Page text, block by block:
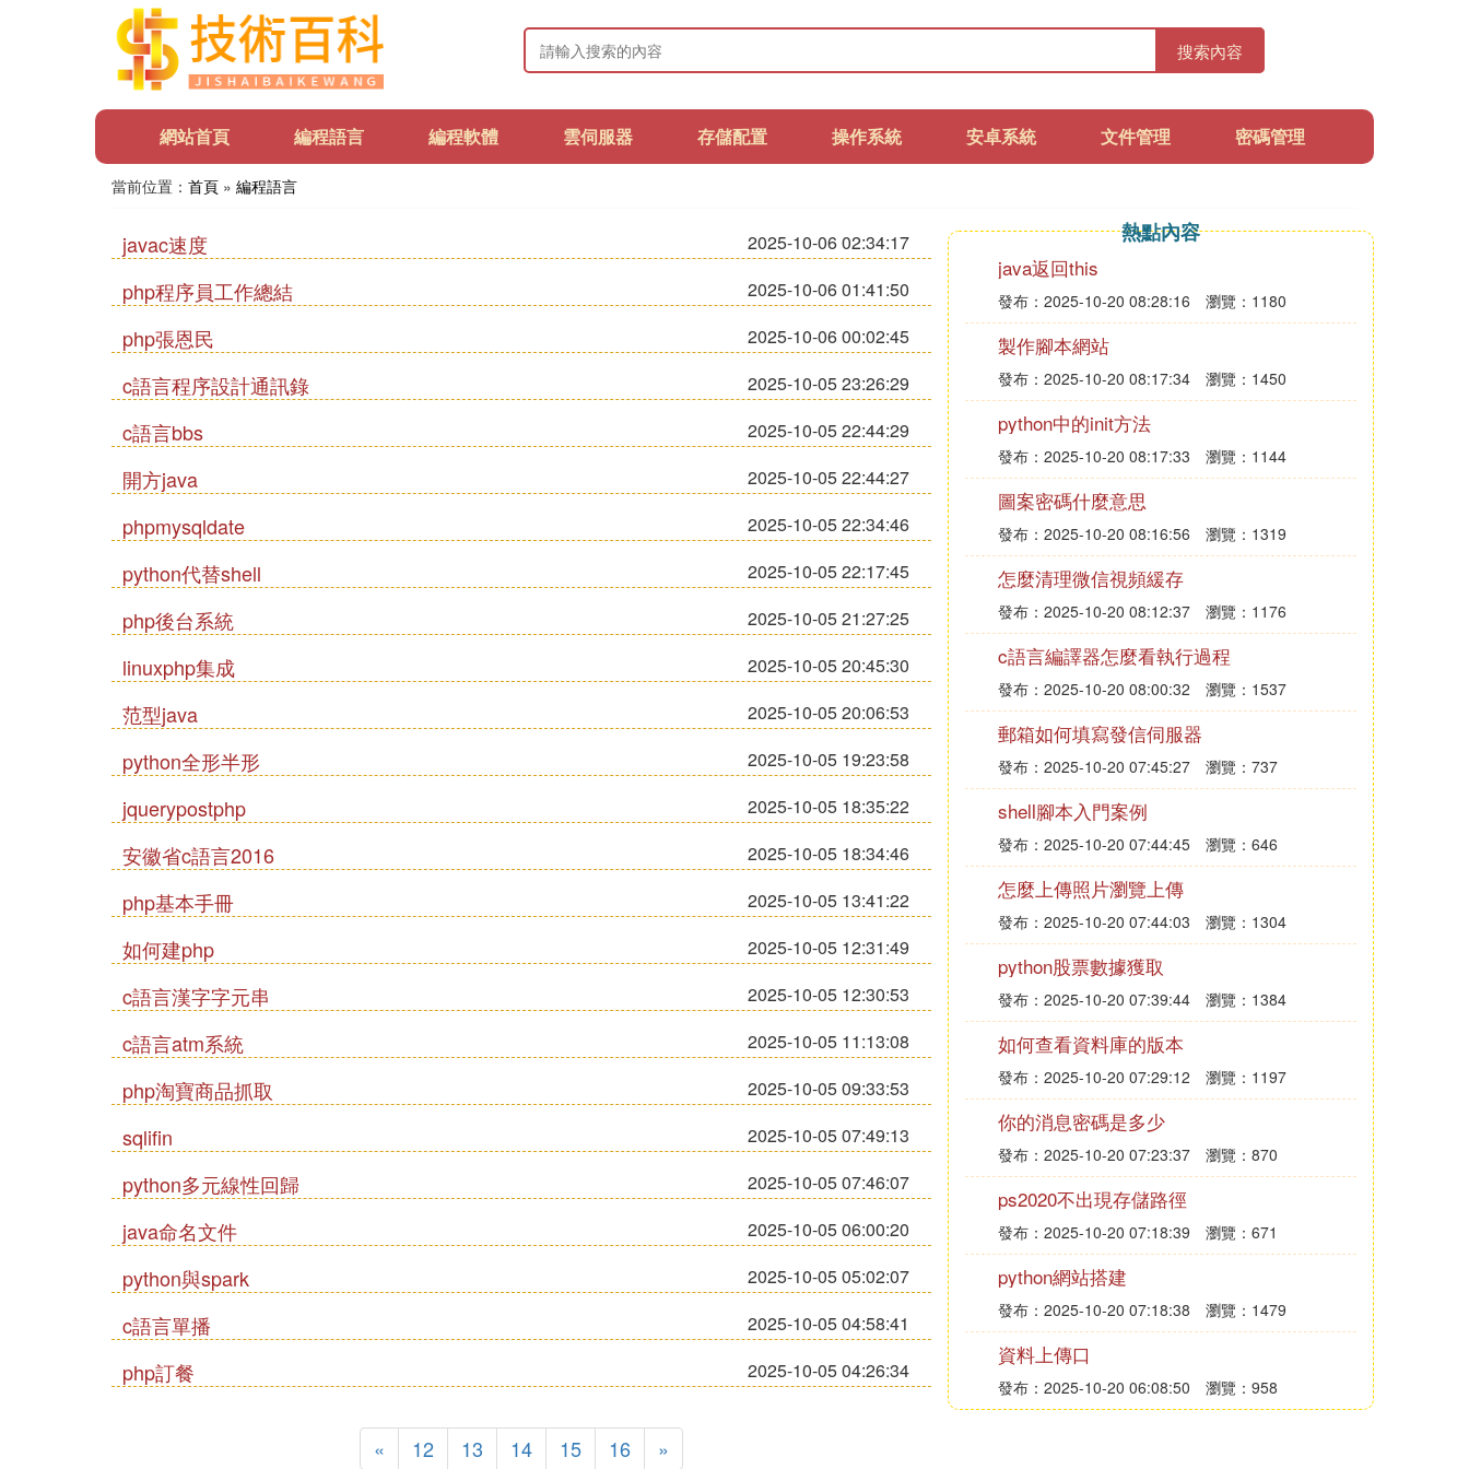
搜索內容
網站首頁 編程語言 編程軟體 雲伺服器 存儲配置 操作系統 安卓系統 文件管理 密碼管理
當前位置： 首頁 » 編程語言
javac速度 2025-10-06 02:34:17
php程序員工作總結 2025-10-06 01:41:50
php張恩民 2025-10-06 00:02:45
c語言程序設計通訊錄 2025-10-05 23:26:29
c語言bbs 2025-10-05 22:44:29
開方java 2025-10-05 22:44:27
phpmysqldate 2025-10-05 22:34:46
python代替shell 2025-10-05 22:17:45
php後台系統 2025-10-05 21:27:25
linuxphp集成 2025-10-05 20:45:30
范型java 2025-10-05 20:06:53
python全形半形 2025-10-05 19:23:58
jquerypostphp 2025-10-05 18:35:22
安徽省c語言2016 2025-10-05 18:34:46
php基本手冊 2025-10-05 13:41:22
如何建php 2025-10-05 12:31:49
c語言漢字字元串 2025-10-05 12:30:53
c語言atm系統 2025-10-05 11:13:08
php淘寶商品抓取 2025-10-05 09:33:53
sqlifin 2025-10-05 07:49:13
python多元線性回歸 2025-10-05 07:46:07
java命名文件 2025-10-05 06:00:20
python與spark 2025-10-05 05:02:07
c語言單播 2025-10-05 04:58:41
php訂餐 2025-10-05 04:26:34
« 12 13 14 15 16 »
熱點內容
java返回this
發布：2025-10-20 08:28:16 瀏覽：1180
製作腳本網站
發布：2025-10-20 08:17:34 瀏覽：1450
python中的init方法
發布：2025-10-20 08:17:33 瀏覽：1144
圖案密碼什麼意思
發布：2025-10-20 08:16:56 瀏覽：1319
怎麼清理微信視頻緩存
發布：2025-10-20 08:12:37 瀏覽：1176
c語言編譯器怎麼看執行過程
發布：2025-10-20 08:00:32 瀏覽：1537
郵箱如何填寫發信伺服器
發布：2025-10-20 07:45:27 瀏覽：737
shell腳本入門案例
發布：2025-10-20 07:44:45 瀏覽：646
怎麼上傳照片瀏覽上傳
發布：2025-10-20 07:44:03 瀏覽：1304
python股票數據獲取
發布：2025-10-20 07:39:44 瀏覽：1384
如何查看資料庫的版本
發布：2025-10-20 07:29:12 瀏覽：1197
你的消息密碼是多少
發布：2025-10-20 07:23:37 瀏覽：870
ps2020不出現存儲路徑
發布：2025-10-20 07:18:39 瀏覽：671
python網站搭建
發布：2025-10-20 07:18:38 瀏覽：1479
資料上傳口
發布：2025-10-20 06:08:50 瀏覽：958